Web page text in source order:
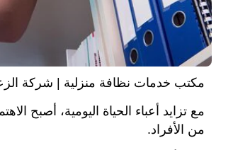
مكتب خدمات نظافة منزلية | شركة
مع تزايد أعباء الحياة اليومية، أصبح
من الأفراد.